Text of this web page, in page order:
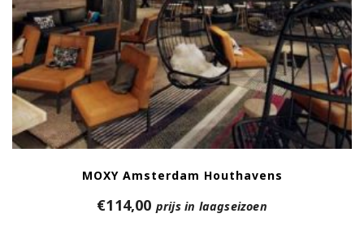
MOXY Amsterdam Houthavens
€114,00 prijs in laagseizoen